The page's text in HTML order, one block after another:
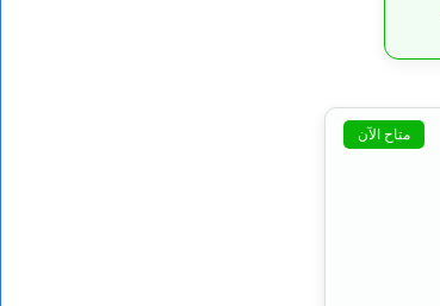
متاح الآن